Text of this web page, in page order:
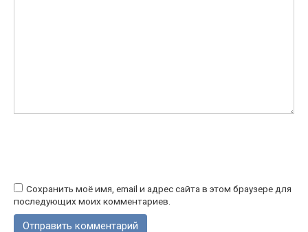
Сохранить моё имя, email и адрес сайта в этом браузере для
последующих моих комментариев.